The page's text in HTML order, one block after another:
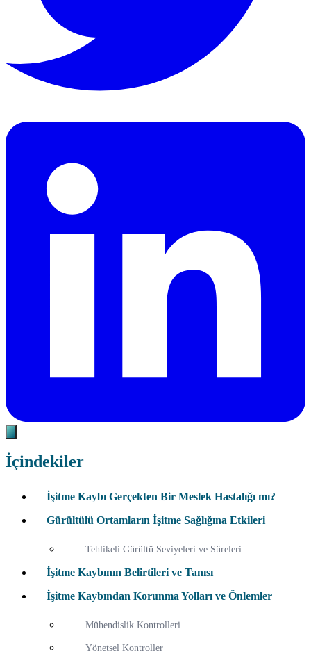
İçindekiler
İşitme Kaybı Gerçekten Bir Meslek Hastalığı mı?
Gürültülü Ortamların İşitme Sağlığına Etkileri
Tehlikeli Gürültü Seviyeleri ve Süreleri
İşitme Kaybının Belirtileri ve Tanısı
İşitme Kaybından Korunma Yolları ve Önlemler
Mühendislik Kontrolleri
Yönetsel Kontroller